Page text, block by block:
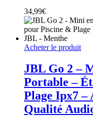
34,99€
Acheter le produit
JBL Go 2 –
Portable –
Plage Ipx7 –
Qualité